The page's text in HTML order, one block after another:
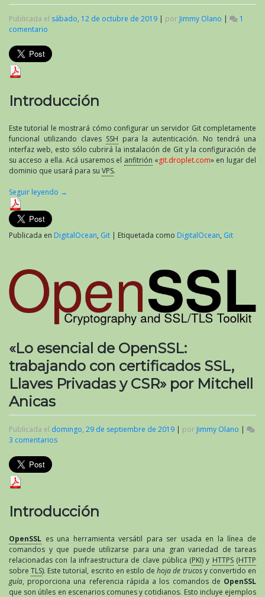
Publicada el sábado, 12 de octubre de 2019 | por Jimmy Olano |
1
comentario
configurar
un
privado
en
VPS»
por
Brian
Rogers
Introducción
Este tutorial le mostrará cómo configurar un servidor Git completamente
funcional utilizando claves SSH para la autenticación. No tendrá una
interfaz web, esto sólo cubrirá la instalación de Git y la configuración de
su acceso a ella. Acá usaremos el anfitrión «git.droplet.com» en lugar del
dominio que usará para su VPS.
Seguir leyendo →
Publicada en DigitalOcean, Git | Etiquetada como DigitalOcean, Git
«Lo esencial de OpenSSL:
trabajando con certificados SSL,
Llaves Privadas y CSR» por Mitchell
Anicas
Publicada el domingo, 29 de septiembre de 2019 | por Jimmy Olano |
3 comentarios
certificados
Llaves
Privadas
y
CSR»
por
Mitchell
Introducción
OpenSSL es una herramienta versátil para ser usada en la línea de
comandos y que puede utilizarse para una gran variedad de tareas
relacionadas con la infraestructura de clave pública (PKI) y HTTPS(HTTP
sobreTLS). Este tutorial, escrito en estilo dehoja de trucosy convertido en
guía, proporciona una referencia rápida a los comandos de OpenSSL
que son útiles en escenarios comunes y cotidianos. Esto incluye ejemplos